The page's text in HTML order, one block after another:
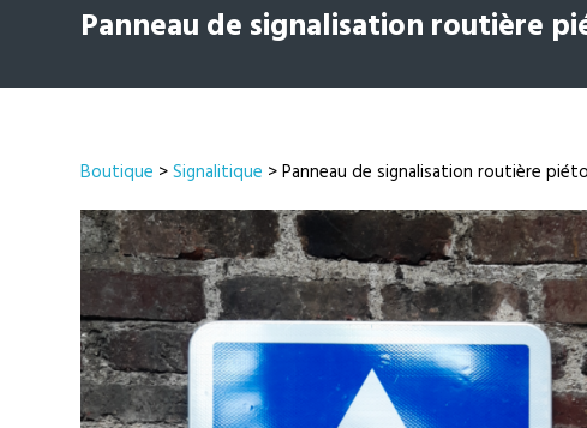
Panneau de signalisation routière
Boutique >Signalitique > Panneau de signalisation routière